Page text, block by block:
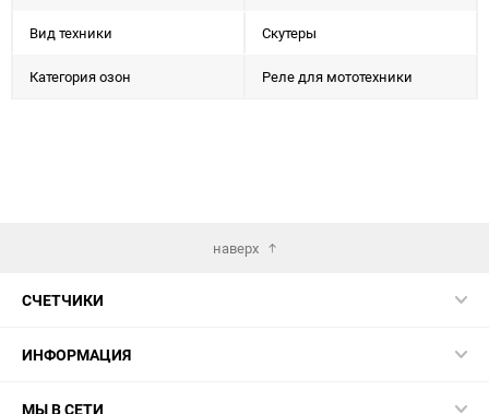
Вид техники Скутеры
Категория озон Реле для мототехники
наверх
СЧЕТЧИКИ
ИНФОРМАЦИЯ
МЫ В СЕТИ